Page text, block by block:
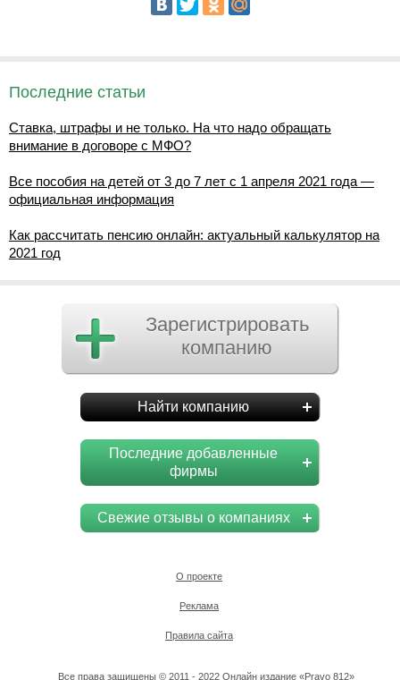
Последние статьи
Ставка, штрафы и не только. На что надо обращать
внимание в договоре с МФО?
Все пособия на детей от 3 до 7 лет с 1 апреля 2021 года —
официальная информация
Как рассчитать пенсию онлайн: актуальный калькулятор на
2021 год
Зарегистрировать
компанию
Найти компанию
Последние добавленные
фирмы
Свежие отзывы о компаниях
О проекте
Реклама
Правила сайта
Все права защищены © 2011 - 2022 Онлайн издание «Pravo 812»